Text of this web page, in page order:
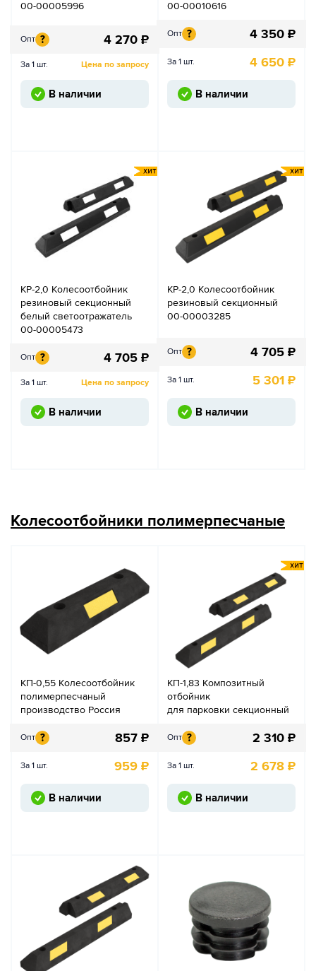
00-00005996
Опт ? 4 270 ₽
За 1 шт. Цена по запросу
В наличии
00-00010616
Опт ? 4 350 ₽
За 1 шт. 4 650 ₽
В наличии
КР-2,0 Колесоотбойник
резиновый секционный
белый светоотражатель
00-00005473
Опт ? 4 705 ₽
За 1 шт. Цена по запросу
В наличии
КР-2,0 Колесоотбойник
резиновый секционный
00-00003285
Опт ? 4 705 ₽
За 1 шт. 5 301 ₽
В наличии
Колесоотбойники полимерпесчаные
КП-0,55 Колесоотбойник
полимерпесчаный
производство Россия
Опт ? 857 ₽
За 1 шт. 959 ₽
В наличии
КП-1,83 Композитный
отбойник
для парковки секционный
Опт ? 2 310 ₽
За 1 шт. 2 678 ₽
В наличии